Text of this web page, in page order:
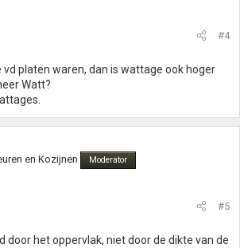
#4
vd platen waren, dan is wattage ook hoger
Watt?
en Kozijnen Moderator
#5
het oppervlak, niet door de dikte van de